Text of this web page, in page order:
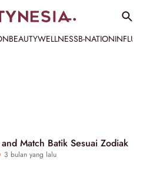
BEAUTYWELLNESSB-NATION
Match Batik Sesuai Zodiak
3 bulan yang lalu